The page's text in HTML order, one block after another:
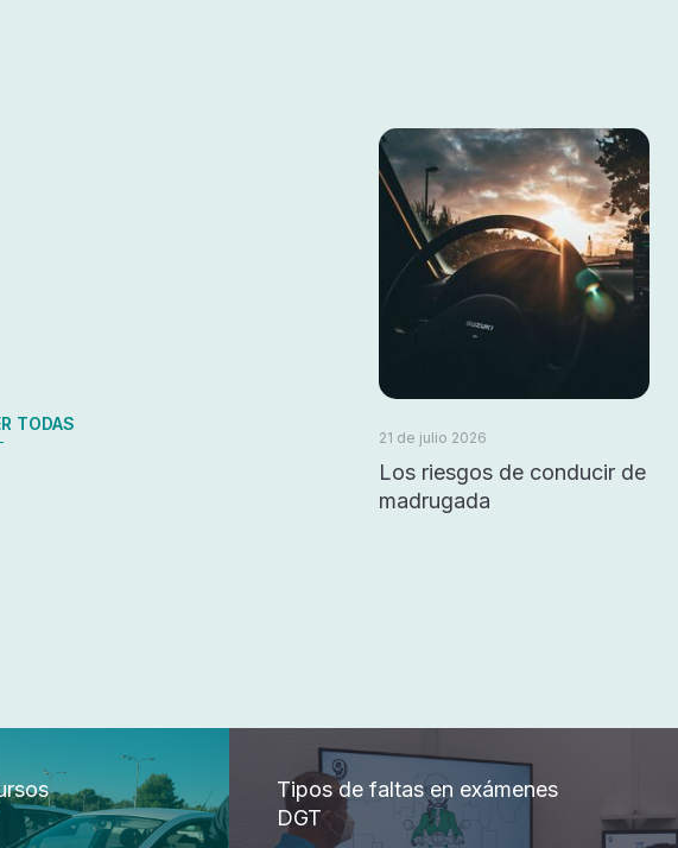
TODAS
21 de julio 2026
Los riesgos de conducir de
madrugada
Tipos de faltas en exámenes
DGT